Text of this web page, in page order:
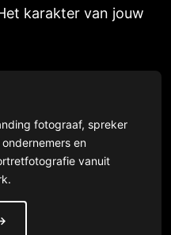
karakter van jouw
fotograaf, spreker
en
vanuit